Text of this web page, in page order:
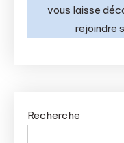
vous laisse
rejoindre
Recherche